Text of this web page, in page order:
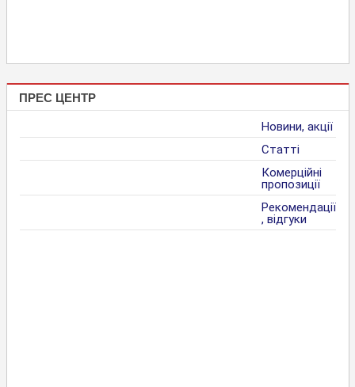
ПРЕС ЦЕНТР
Новини, акції
Статті
Комерційні
пропозиції
Рекомендації
, відгуки